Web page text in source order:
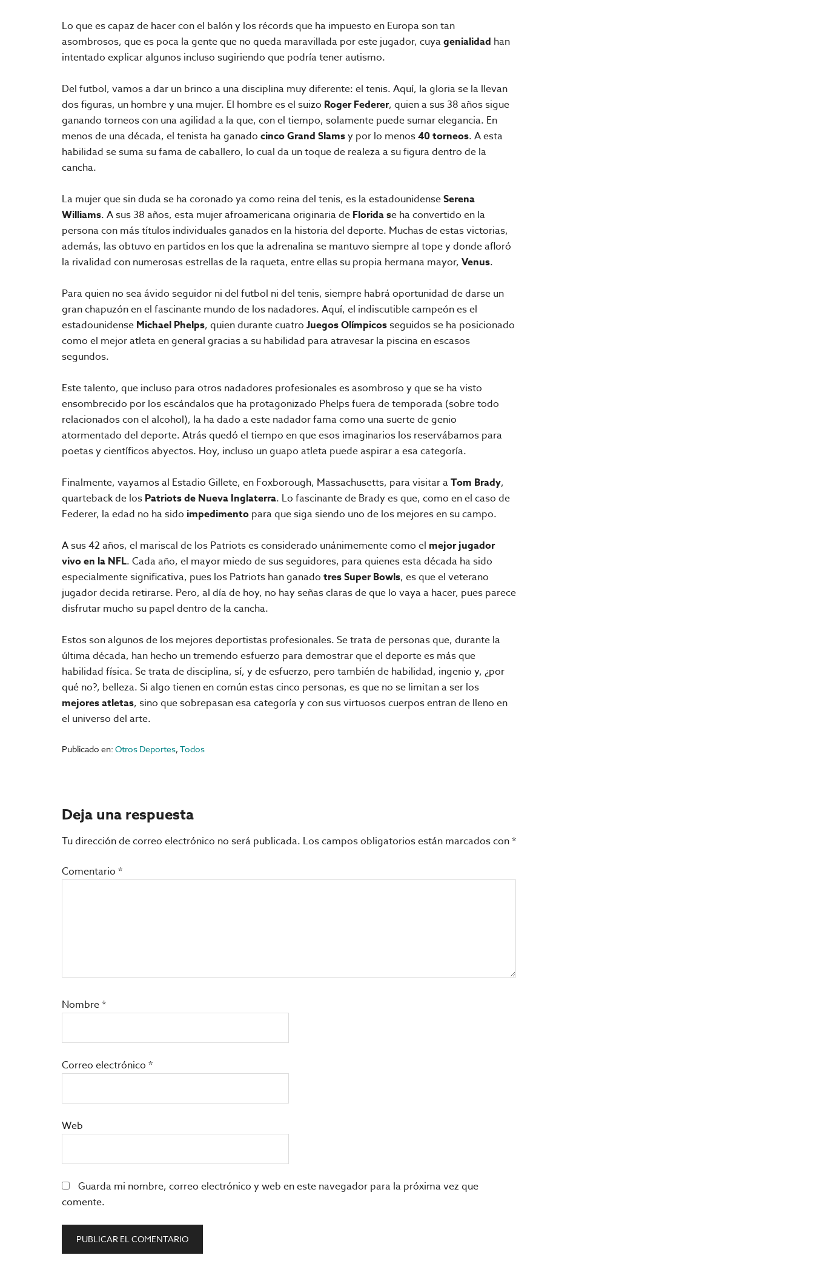
Lo que es capaz de hacer con el balón y los récords que ha impuesto en Europa son tan
asombrosos, que es poca la gente que no queda maravillada por este jugador, cuyagenialidad han
intentado explicar algunos incluso sugiriendo que podría tener autismo.
Del futbol, vamos a dar un brinco a una disciplina muy diferente: el tenis. Aquí, la gloria se la llevan
dos figuras, un hombre y una mujer. El hombre es el suizo Roger Federer, quien a sus 38 años sigue
ganando torneos con una agilidad a la que, con el tiempo, solamente puede sumar elegancia. En
menos de una década, el tenista ha ganado cinco Grand Slamsy por lo menos40 torneos. A esta
habilidad se suma su fama de caballero, lo cual da un toque de realeza a su figura dentro de la
cancha.
La mujer que sin duda se ha coronado ya como reina del tenis, es la estadounidenseSerena
Williams. A sus 38 años, esta mujer afroamericana originaria de Florida se ha convertido en la
persona con más títulos individuales ganados en la historia del deporte. Muchas de estas victorias,
además, las obtuvo en partidos en los que la adrenalina se mantuvo siempre al tope y donde afloró
la rivalidad con numerosas estrellas de la raqueta, entre ellas su propia hermana mayor, Venus.
Para quien no sea ávido seguidor ni del futbol ni del tenis, siempre habrá oportunidad de darse un
gran chapuzón en el fascinante mundo de los nadadores. Aquí, el indiscutible campeón es el
estadounidense Michael Phelps, quien durante cuatro Juegos Olímpicosseguidos se ha posicionado
como el mejor atleta en general gracias a su habilidad para atravesar la piscina en escasos
segundos.
Este talento, que incluso para otros nadadores profesionales es asombroso y que se ha visto
ensombrecido por los escándalos que ha protagonizado Phelps fuera de temporada (sobre todo
relacionados con el alcohol), la ha dado a este nadador fama como una suerte de genio
atormentado del deporte. Atrás quedó el tiempo en que esos imaginarios los reservábamos para
poetas y científicos abyectos. Hoy, incluso un guapo atleta puede aspirar a esa categoría.
Finalmente, vayamos al Estadio Gillete, en Foxborough, Massachusetts, para visitar aTom Brady,
quarteback de los Patriots de Nueva Inglaterra. Lo fascinante de Brady es que, como en el caso de
Federer, la edad no ha sido impedimento para que siga siendo uno de los mejores en su campo.
A sus 42 años, el mariscal de los Patriots es considerado unánimemente como el mejor jugador
vivo en la NFL. Cada año, el mayor miedo de sus seguidores, para quienes esta década ha sido
especialmente significativa, pues los Patriots han ganado tres Super Bowls, es que el veterano
jugador decida retirarse. Pero, al día de hoy, no hay señas claras de que lo vaya a hacer, pues parece
disfrutar mucho su papel dentro de la cancha.
Estos son algunos de los mejores deportistas profesionales. Se trata de personas que, durante la
última década, han hecho un tremendo esfuerzo para demostrar que el deporte es más que
habilidad física. Se trata de disciplina, sí, y de esfuerzo, pero también de habilidad, ingenio y, ¿por
qué no?, belleza. Si algo tienen en común estas cinco personas, es que no se limitan a ser los
mejores atletas, sino que sobrepasan esa categoría y con sus virtuosos cuerpos entran de lleno en
el universo del arte.
Publicado en: Otros Deportes, Todos
Interacciones
con
los
lectores
Deja una respuesta
Tu dirección de correo electrónico no será publicada. Los campos obligatorios están marcados con*
Comentario *
Nombre*
Correo electrónico *
Web
Guarda mi nombre, correo electrónico y web en este navegador para la próxima vez que
comente.